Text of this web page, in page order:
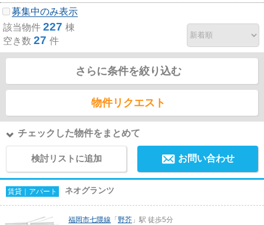
募集中のみ表示
該当物件 227 棟
空き数 27 件
さらに条件を絞り込む
物件リクエスト
チェックした物件をまとめて
検討リストに追加 お問い合わせ
賃貸｜アパート ネオグランツ
福岡市七隈線 「 野芥 」駅 徒歩5分